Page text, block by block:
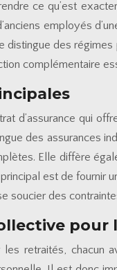
ce qu’est
employés
distingue des
complémentaire
d’assurance qui
des assurances
Elle diffère
est de
soucier des
pour
retraités,